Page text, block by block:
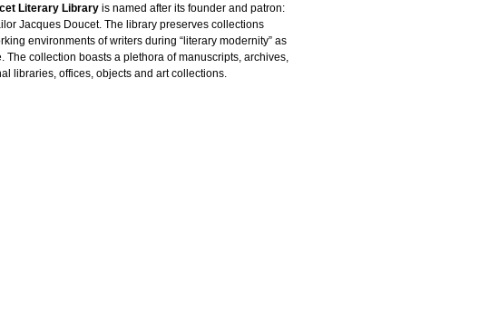
Literary Library is named after its founder and patron:
Jacques Doucet. The library preserves collections
environments of writers during “literary modernity” as
The collection boasts a plethora of manuscripts, archives,
libraries, offices, objects and art collections.